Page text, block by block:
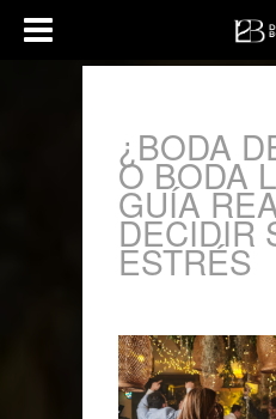
¿BODA
O BODA
GUÍA
DECIDIR
ESTRÉS